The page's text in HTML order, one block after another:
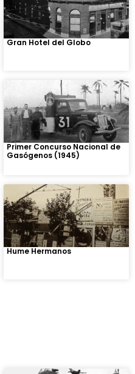
Gran Hotel del Globo
Primer Concurso Nacional de
Gasógenos (1945)
Hume Hermanos